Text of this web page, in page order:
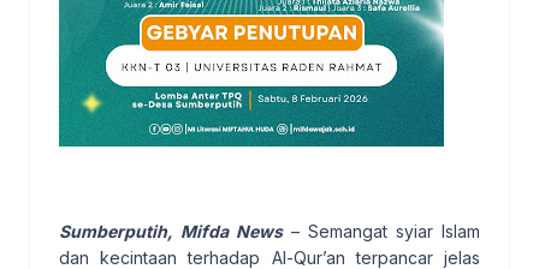
Sumberputih, Mifda News– Semangat syiar Islam
dan kecintaan terhadap Al-Qur’an terpancar jelas